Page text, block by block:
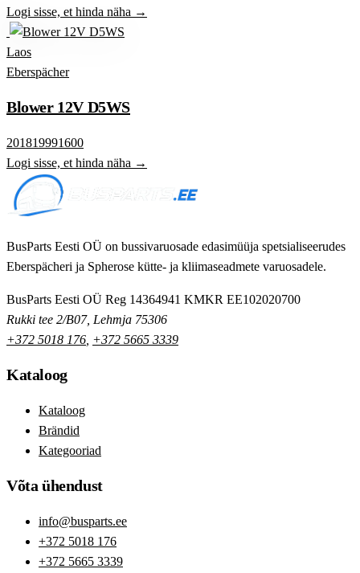
Logi sisse, et hinda näha →
Laos
Eberspächer
Blower 12V D5WS
201819991600
Logi sisse, et hinda näha →
BusParts Eesti OÜ on bussivaruosade edasimüüja spetsialiseerudes
Eberspächeri ja Spherose kütte- ja kliimaseadmete varuosadele.
BusParts Eesti OÜ Reg 14364941 KMKR EE102020700
Rukki tee 2/B07, Lehmja 75306
+372 5018 176 +372 5665 3339
Kataloog
Kataloog
Brändid
Kategooriad
Võta ühendust
info@busparts.ee
+372 5018 176
+372 5665 3339